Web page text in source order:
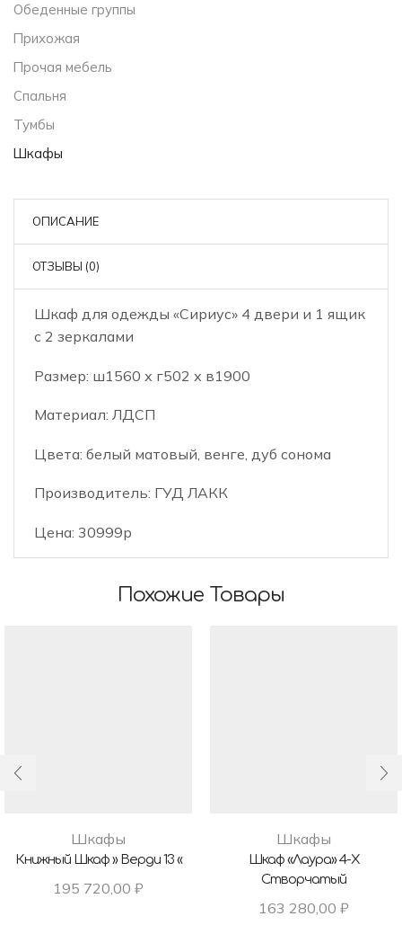
Обеденные группы
Прихожая
Прочая мебель
Спальня
Тумбы
Шкафы
ОПИСАНИЕ
ОТЗЫВЫ (0)
Шкаф для одежды «Сириус» 4 двери и 1 ящик
с 2 зеркалами
Размер: ш1560 х г502 х в1900
Материал: ЛДСП
Цвета: белый матовый, венге, дуб сонома
Производитель: ГУД ЛАКК
Цена: 30999р
Похожие Товары
Шкафы
Книжный Шкаф » Верди 13 «
195 720,00 ₽
Шкафы
Шкаф «Лаура» 4-Х
Створчатый
163 280,00 ₽